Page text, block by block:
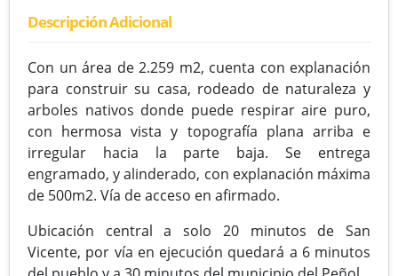
Descripción Adicional
Con un área de 2.259 m2, cuenta con explanación
para construir su casa, rodeado de naturaleza y
arboles nativos donde puede respirar aire puro,
con hermosa vista y topografía plana arriba e
irregular hacia la parte baja. Se entrega
engramado, y alinderado, con explanación máxima
de 500m2. Vía de acceso en afirmado.
Ubicación central a solo 20 minutos de San
Vicente, por vía en ejecución quedará a 6 minutos